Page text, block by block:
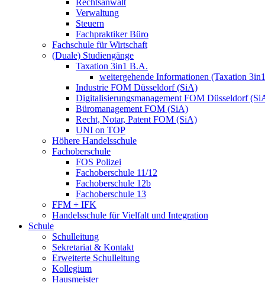
Verwaltung
Steuern
Fachpraktiker Büro
Fachschule für Wirtschaft
(Duale) Studiengänge
Taxation 3in1 B.A.
weitergehende Informationen (Taxation
Industrie FOM Düsseldorf (SiA)
Digitalisierungsmanagement FOM Düsseldorf
Büromanagement FOM (SiA)
Recht, Notar, Patent FOM (SiA)
UNI on TOP
Höhere Handelsschule
Fachoberschule
FOS Polizei
Fachoberschule 11/12
Fachoberschule 12b
Fachoberschule 13
FFM + IFK
Handelsschule für Vielfalt und Integration
Schule
Schulleitung
Sekretariat & Kontakt
Erweiterte Schulleitung
Kollegium
Hausmeister